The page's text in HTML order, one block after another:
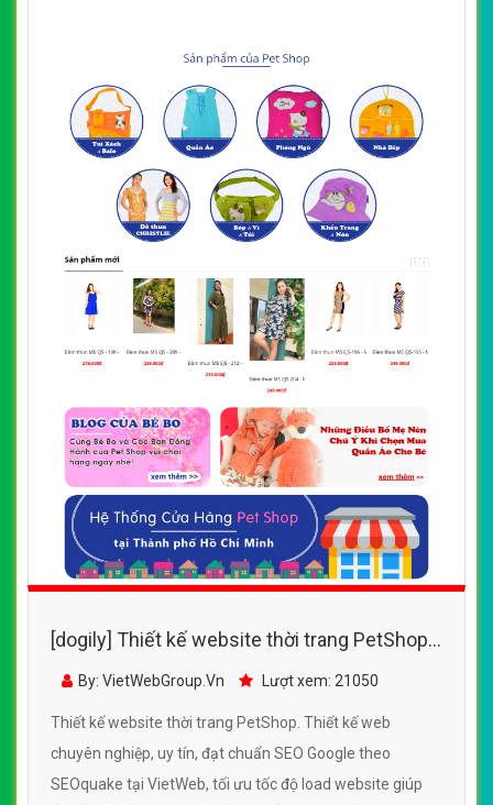
[dogily] Thiết kế website thời trang PetShop
đẹp, chuyên nghiệp chuẩn SEO
By: VietWebGroup.Vn Lượt xem: 21050
Thiết kế website thời trang PetShop. Thiết kế web
chuyên nghiệp, uy tín, đạt chuẩn SEO Google theo
SEOquake tại VietWeb, tối ưu tốc độ load website giúp